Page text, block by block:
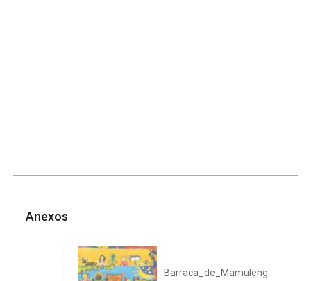
Anexos
Barraca_de_Mamuleng